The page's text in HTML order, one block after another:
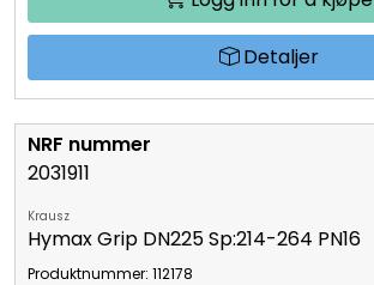
Detaljer
2031911
Krausz
Hymax Grip DN225 Sp:214-264 PN16
Produktnummer: 112178